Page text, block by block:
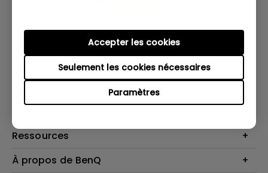
Paramètres
Seulement les cookies nécessaires
Accepter les cookies
Vidéoprojecteurs
Haut-parleur
Solutions
Contactez-nous
Recycling
Ressources
Centre de connaissances
À propos de BenQ